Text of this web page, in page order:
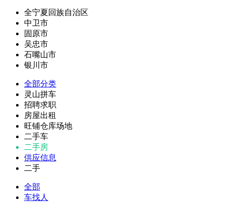
全宁夏回族自治区
中卫市
固原市
吴忠市
石嘴山市
银川市
全部分类
灵山拼车
招聘求职
房屋出租
旺铺仓库场地
二手车
二手房
供应信息
二手
全部
车找人